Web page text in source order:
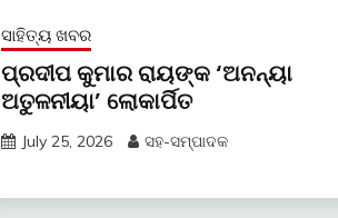
ସାହିତ୍ୟ ଖବର
ପ୍ରଦୀପ କୁମାର ରାୟଙ୍କ ‘ଅନନ୍ୟା
ଅତୁଳନୀୟା’ ଲୋକାର୍ପିତ
July 25, 2026 ସହ-ସମ୍ପାଦକ